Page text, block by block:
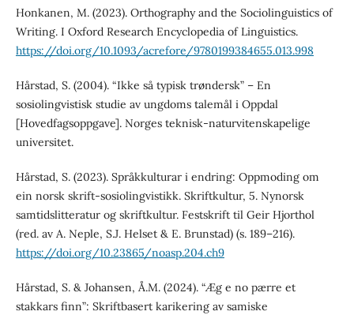
Honkanen, M. (2023). Orthography and the Sociolinguistics of
Writing. I Oxford Research Encyclopedia of Linguistics.
https://doi.org/10.1093/acrefore/9780199384655.013.998
Hårstad, S. (2004). “Ikke så typisk trøndersk” – En
sosiolingvistisk studie av ungdoms talemål i Oppdal
[Hovedfagsoppgave]. Norges teknisk-naturvitenskapelige
universitet.
Hårstad, S. (2023). Språkkulturar i endring: Oppmoding om
ein norsk skrift-sosiolingvistikk. Skriftkultur, 5. Nynorsk
samtidslitteratur og skriftkultur. Festskrift til Geir Hjorthol
(red. av A. Neple, S.J. Helset & E. Brunstad) (s. 189–216).
https://doi.org/10.23865/noasp.204.ch9
Hårstad, S. & Johansen, Å.M. (2024). “Æg e no pærre et
stakkars finn”: Skriftbasert karikering av samiske